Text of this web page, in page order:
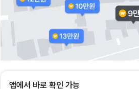
앱에서 바로 확인 가능